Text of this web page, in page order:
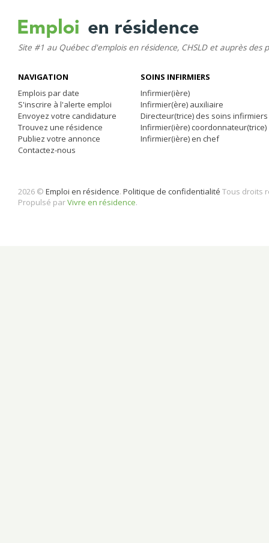
Site #1 au Québec d'emplois en résidence, CHSLD et auprès des
NAVIGATION
Emplois par date
S'inscrire à l'alerte emploi
Envoyez votre candidature
Trouvez une résidence
Publiez votre annonce
Contactez-nous
SOINS INFIRMIERS
Infirmier(ière)
Infirmier(ère) auxiliaire
Directeur(trice) des soins infirmiers
Infirmier(ière) coordonnateur(trice)
Infirmier(ière) en chef
2026 © Emploi en résidence. Politique de confidentialité Tous droits
Propulsé parVivre en résidence.